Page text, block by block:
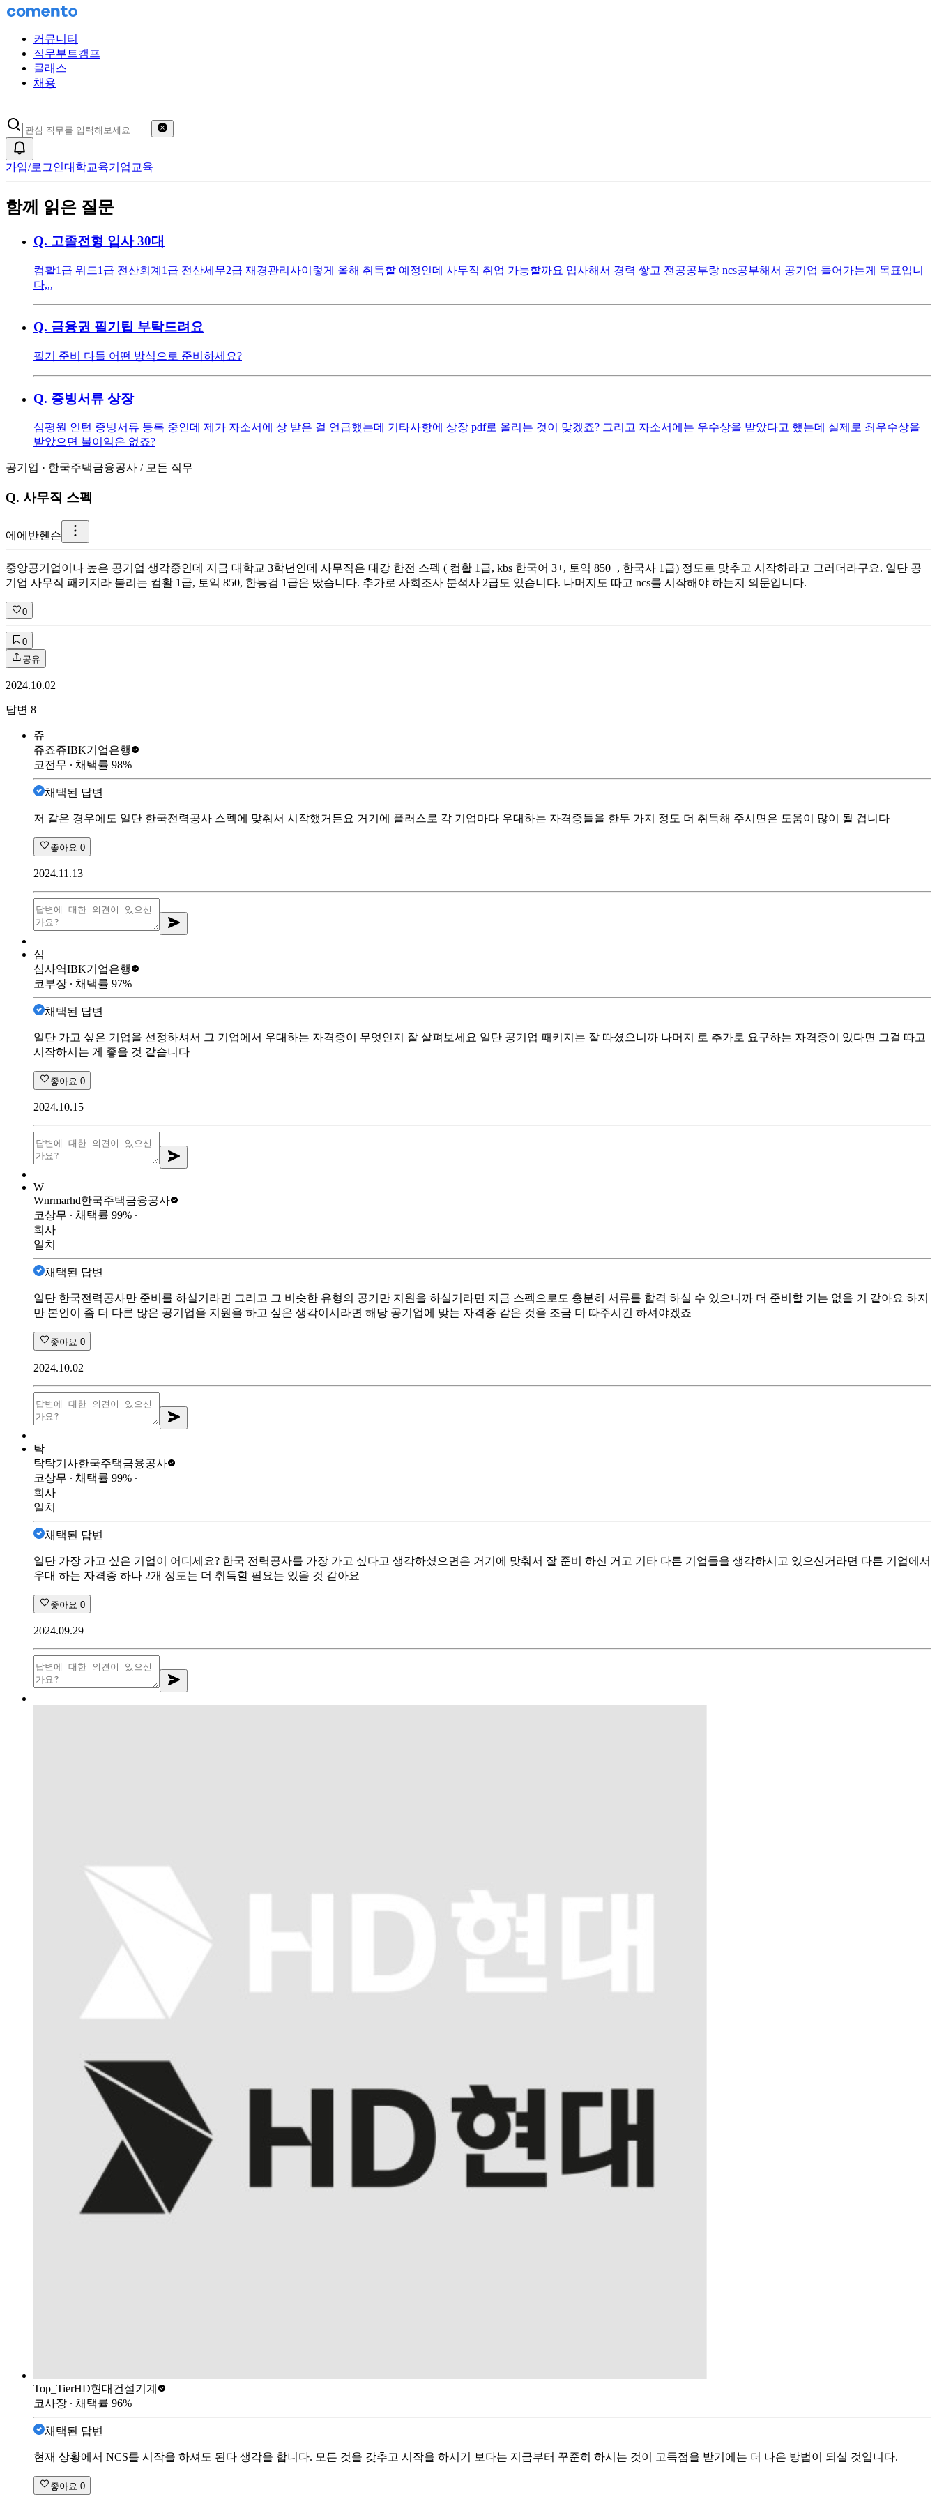
커뮤니티
직무부트캠프
클래스
채용
가입/로그인대학교육기업교육
함께 읽은 질문
Q. 고졸전형 입사 30대
컴활1급 워드1급 전산회계1급 전산세무2급 재경관리사 ​ 이렇게 올해 취득할 예정인데 사무직 취업 가능할까요 입사해서 경력 쌓고 전공공부랑 ncs공부해서 공기업 들어가는게 목표입니
다,,,
Q. 금융권 필기팁 부탁드려요
필기 준비 다들 어떤 방식으로 준비하세요?
Q. 증빙서류 상장
심평원 인턴 증빙서류 등록 중인데 제가 자소서에 상 받은 걸 언급했는데 기타사항에 상장 pdf로 올리는 것이 맞겠죠? 그리고 자소서에는 우수상을 받았다고 했는데 실제로 최우수상을
받았으면 불이익은 없죠?
공기업 · 한국주택금융공사 / 모든 직무
Q. 사무직 스펙
에 에반헨슨
중앙공기업이나 높은 공기업 생각중인데 지금 대학교 3학년인데 사무직은 대강 한전 스펙 ( 컴활 1급, kbs 한국어 3+, 토익 850+, 한국사 1급) 정도로 맞추고 시작하라고 그러더라구요. 일단 공
기업 사무직 패키지라 불리는 컴활 1급, 토익 850, 한능검 1급은 땄습니다. 추가로 사회조사 분석사 2급도 있습니다. 나머지도 따고 ncs를 시작해야 하는지 의문입니다.
0
0
공유
2024.10.02
답변 8
쥬
쥬죠쥬IBK기업은행
코전무 ∙ 채택률 98%
채택된 답변
저 같은 경우에도 일단 한국전력공사 스펙에 맞춰서 시작했거든요 거기에 플러스로 각 기업마다 우대하는 자격증들을 한두 가지 정도 더 취득해 주시면은 도움이 많이 될 겁니다
좋아요 0
2024.11.13
심
심사역IBK기업은행
코부장 ∙ 채택률 97%
채택된 답변
일단 가고 싶은 기업을 선정하셔서 그 기업에서 우대하는 자격증이 무엇인지 잘 살펴보세요 일단 공기업 패키지는 잘 따셨으니까 나머지 로 추가로 요구하는 자격증이 있다면 그걸 따고
시작하시는 게 좋을 것 같습니다
좋아요 0
2024.10.15
W
Wnrmarhd한국주택금융공사
코상무 ∙ 채택률 99% ∙
회사
일치
채택된 답변
일단 한국전력공사만 준비를 하실거라면 그리고 그 비슷한 유형의 공기만 지원을 하실거라면 지금 스펙으로도 충분히 서류를 합격 하실 수 있으니까 더 준비할 거는 없을 거 같아요 하지
만 본인이 좀 더 다른 많은 공기업을 지원을 하고 싶은 생각이시라면 해당 공기업에 맞는 자격증 같은 것을 조금 더 따주시긴 하셔야겠죠
좋아요 0
2024.10.02
탁
탁탁기사한국주택금융공사
코상무 ∙ 채택률 99% ∙
회사
일치
채택된 답변
일단 가장 가고 싶은 기업이 어디세요? 한국 전력공사를 가장 가고 싶다고 생각하셨으면은 거기에 맞춰서 잘 준비 하신 거고 기타 다른 기업들을 생각하시고 있으신거라면 다른 기업에서
우대 하는 자격증 하나 2개 정도는 더 취득할 필요는 있을 것 같아요
좋아요 0
2024.09.29
Top_TierHD현대건설기계
코사장 ∙ 채택률 96%
채택된 답변
현재 상황에서 NCS를 시작을 하셔도 된다 생각을 합니다. 모든 것을 갖추고 시작을 하시기 보다는 지금부터 꾸준히 하시는 것이 고득점을 받기에는 더 나은 방법이 되실 것입니다.
좋아요 0